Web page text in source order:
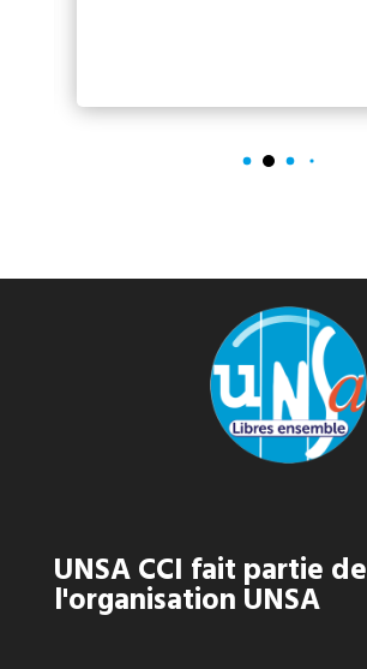
UNSA CCI fait partie de
l'organisation UNSA